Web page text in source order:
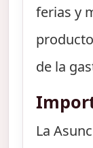
ferias y
de la
La